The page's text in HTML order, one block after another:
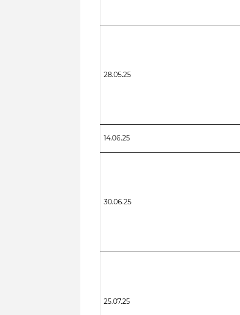
28.05.25
14.06.25
30.06.25
25.07.25